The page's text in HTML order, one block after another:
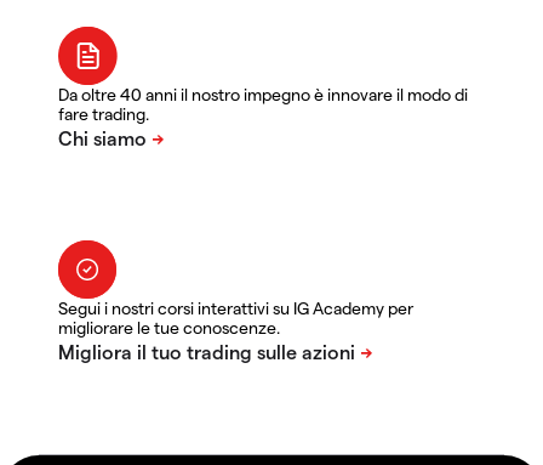
Da oltre 40 anni il nostro impegno è innovare il modo di
fare trading.
Segui i nostri corsi interattivi su IG Academy per
migliorare le tue conoscenze.